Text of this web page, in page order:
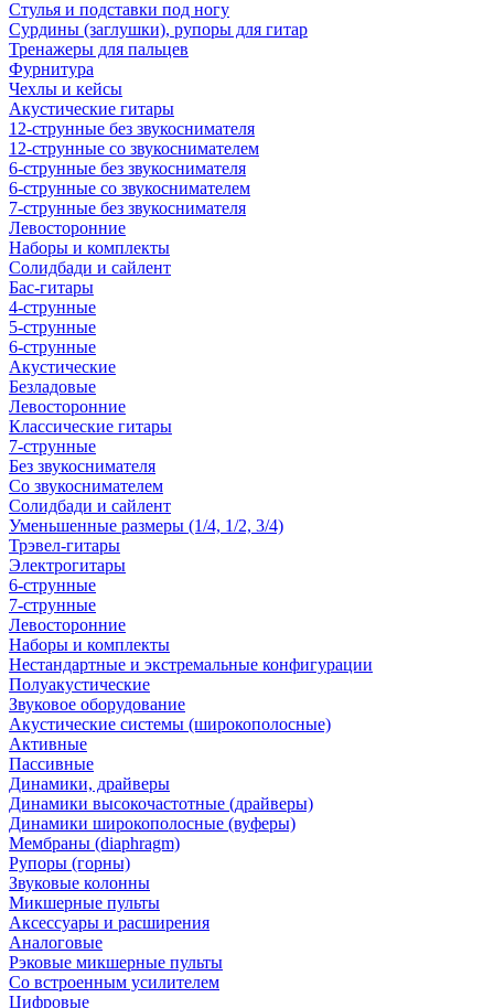
Стулья и подставки под ногу
Сурдины (заглушки), рупоры для гитар
Тренажеры для пальцев
Фурнитура
Чехлы и кейсы
Акустические гитары
12-струнные без звукоснимателя
12-струнные со звукоснимателем
6-струнные без звукоснимателя
6-струнные со звукоснимателем
7-струнные без звукоснимателя
Левосторонние
Наборы и комплекты
Солидбади и сайлент
Бас-гитары
4-струнные
5-струнные
6-струнные
Акустические
Безладовые
Левосторонние
Классические гитары
7-струнные
Без звукоснимателя
Со звукоснимателем
Солидбади и сайлент
Уменьшенные размеры (1/4, 1/2, 3/4)
Трэвел-гитары
Электрогитары
6-струнные
7-струнные
Левосторонние
Наборы и комплекты
Нестандартные и экстремальные конфигурации
Полуакустические
Звуковое оборудование
Акустические системы (широкополосные)
Активные
Пассивные
Динамики, драйверы
Динамики высокочастотные (драйверы)
Динамики широкополосные (вуферы)
Мембраны (diaphragm)
Рупоры (горны)
Звуковые колонны
Микшерные пульты
Аксессуары и расширения
Аналоговые
Рэковые микшерные пульты
Со встроенным усилителем
Цифровые